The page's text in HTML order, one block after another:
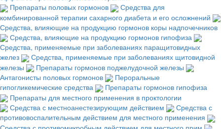
Препараты половых гормонов
Средства для
комбинированной терапии сахарного диабета и его осложнений
Средства, влияющие на продукцию гормонов коры надпочечников
Средства, влияющие на продукцию гормонов гипофиза
Средства, применяемые при заболеваниях паращитовидных
желез
Средства, применяемые при заболеваниях щитовидной
железы
Препараты гормонов поджелудочной железы
Антагонисты половых гормонов
Пероральные
гипогликемические средства
Препараты гормонов гипофиза
Препараты для местного применения в проктологии
Средства с местноанестезирующим действием
Средства с
противовоспалительным действием для местного применения